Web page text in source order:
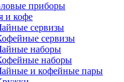
приборы
и кофе
сервизы
сервизы
наборы
наборы
и кофейные пары